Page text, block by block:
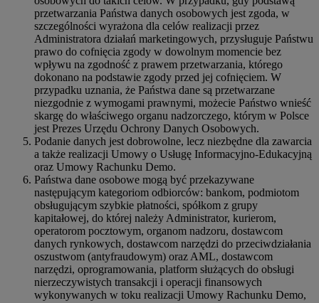
przetwarzania Państwa danych osobowych jest zgoda, w
szczególności wyrażona dla celów realizacji przez
Administratora działań marketingowych, przysługuje Państwu
prawo do cofnięcia zgody w dowolnym momencie bez
wpływu na zgodność z prawem przetwarzania, którego
dokonano na podstawie zgody przed jej cofnięciem. W
przypadku uznania, że Państwa dane są przetwarzane
niezgodnie z wymogami prawnymi, możecie Państwo wnieść
skargę do właściwego organu nadzorczego, którym w Polsce
jest Prezes Urzędu Ochrony Danych Osobowych.
Podanie danych jest dobrowolne, lecz niezbędne dla zawarcia
a także realizacji Umowy o Usługę Informacyjno-Edukacyjną
oraz Umowy Rachunku Demo.
Państwa dane osobowe mogą być przekazywane
następującym kategoriom odbiorców: bankom, podmiotom
obsługującym szybkie płatności, spółkom z grupy
kapitałowej, do której należy Administrator, kurierom,
operatorom pocztowym, organom nadzoru, dostawcom
danych rynkowych, dostawcom narzędzi do przeciwdziałania
oszustwom (antyfraudowym) oraz AML, dostawcom
narzędzi, oprogramowania, platform służących do obsługi
nierzeczywistych transakcji i operacji finansowych
wykonywanych w toku realizacji Umowy Rachunku Demo,